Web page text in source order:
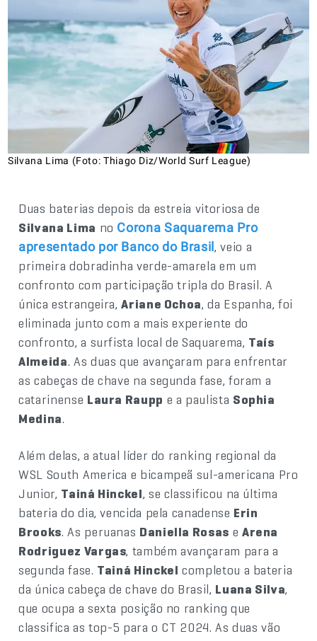
Silvana Lima (Foto: Thiago Diz/World Surf League)
Duas baterias depois da estreia vitoriosa de
Silvana Lima no Corona Saquarema Pro
apresentado por Banco do Brasil, veio a
primeira dobradinha verde-amarela em um
confronto com participação tripla do Brasil. A
única estrangeira,Ariane Ochoa, da Espanha, foi
eliminada junto com a mais experiente do
confronto, a surfista local de Saquarema, Taís
Almeida. As duas que avançaram para enfrentar
as cabeças de chave na segunda fase, foram a
catarinense Laura Raupp e a paulista Sophia
Medina.
Além delas, a atual líder do ranking regional da
WSL South America e bicampeã sul-americana Pro
Junior, Tainá Hinckel, se classificou na última
bateria do dia, vencida pela canadense Erin
Brooks. As peruanas Daniella Rosas e Arena
Rodriguez Vargas, também avançaram para a
segunda fase. Tainá Hinckel completou a bateria
da única cabeça de chave do Brasil, Luana Silva,
que ocupa a sexta posição no ranking que
classifica as top-5 para o CT 2024. As duas vão